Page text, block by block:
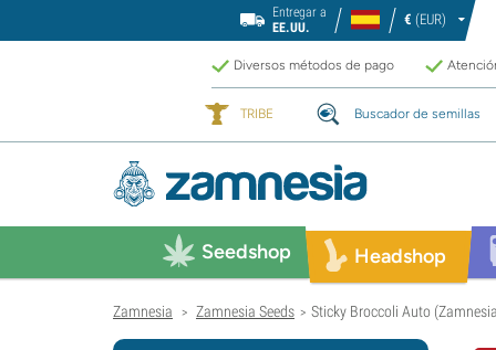
Entregar a
EE.UU.
€ (EUR)
Diversos métodos de pago
TRIBE Buscador de semillas
Seedshop Headshop
Zamnesia > Zamnesia Seeds > Sticky Broccoli Auto